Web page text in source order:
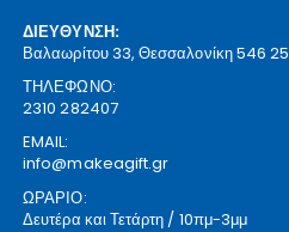
ΔΙΕΥΘΥΝΣΗ:
Βαλαωρίτου 33, Θεσσαλονίκη 546 25
ΤΗΛΕΦΩΝΟ:
2310 282407
EMAIL:
info@makeagift.gr
ΩΡΑΡΙΟ:
Δευτέρα και Τετάρτη / 10πμ-3μμ